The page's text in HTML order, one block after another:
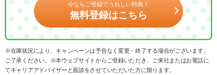
今ならご登録でうれしい特典！
無料登録はこちら
※在庫状況により、キャンペーンは予告なく変更・終了する場合がございます。
ご了承ください。※本ウェブサイトからご登録いただき、ご来社またはお電話に
てキャリアアドバイザーと面談をさせていただいた方に限ります。